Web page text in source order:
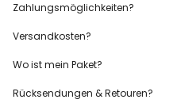
Zahlungsmöglichkeiten?
Versandkosten?
Wo ist mein Paket?
Rücksendungen & Retouren?